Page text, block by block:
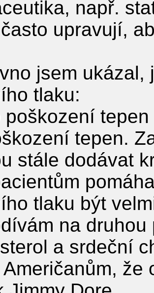
např.
upravují,
jsem
tlaku:
poškození
tepen.
stále dodávat
tlaku být
na
a srdeční
že